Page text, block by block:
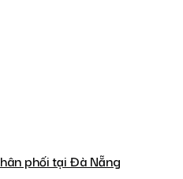
phối tại Đà Nẵng